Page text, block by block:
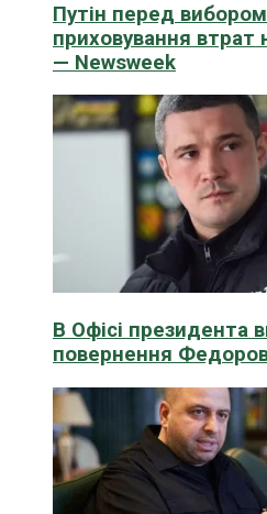
Путін перед
приховування втрат
— Newsweek
В Офісі президента
повернення